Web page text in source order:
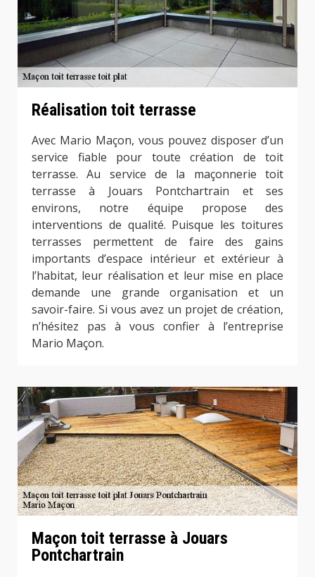
Réalisation toit terrasse
Avec Mario Maçon, vous pouvez disposer d’un
service fiable pour toute création de toit
terrasse. Au service de la maçonnerie toit
terrasse à Jouars Pontchartrain et ses
environs, notre équipe propose des
interventions de qualité. Puisque les toitures
terrasses permettent de faire des gains
importants d’espace intérieur et extérieur à
l’habitat, leur réalisation et leur mise en place
demande une grande organisation et un
savoir-faire. Si vous avez un projet de création,
n’hésitez pas à vous confier à l’entreprise
Mario Maçon.
Maçon toit terrasse à Jouars
Pontchartrain